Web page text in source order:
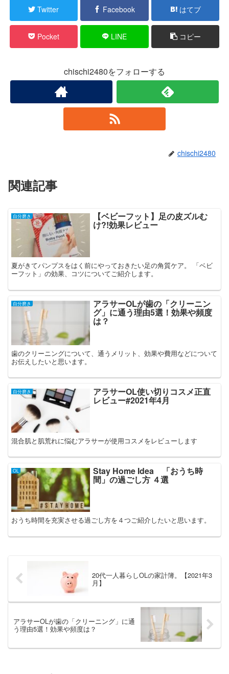
Twitter Facebook はてブ
Pocket LINE コピー
chischi2480をフォローする
chischi2480
関連記事
自分磨き 【ベビーフット】足の皮ズルむ
け?!効果レビュー
夏がきてパンプスをはく前にやっておきたい足の角質ケア。 「ベビ
ーフット」の効果、コツについてご紹介します。
自分磨き アラサーOLが歯の「クリーニン
グ」に通う理由5選！効果や頻度
は？
歯のクリーニングについて、通うメリット、効果や費用などについて
お伝えしたいと思います。
自分磨き アラサーOL使い切りコスメ正直
レビュー#2021年4月
混合肌と肌荒れに悩むアラサーが使用コスメをレビューします
OL Stay Home Idea 「おうち時
間」の過ごし方 ４選
おうち時間を充実させる過ごし方を４つご紹介したいと思います。
20代一人暮らしOLの家計簿。【2021年3
月】
アラサーOLが歯の「クリーニング」に通
う理由5選！効果や頻度は？